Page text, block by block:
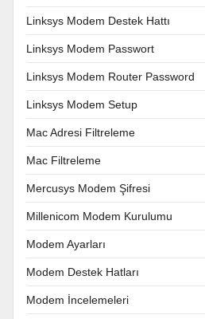
Linksys Modem Destek Hattı
Linksys Modem Passwort
Linksys Modem Router Password
Linksys Modem Setup
Mac Adresi Filtreleme
Mac Filtreleme
Mercusys Modem Şifresi
Millenicom Modem Kurulumu
Modem Ayarları
Modem Destek Hatları
Modem İncelemeleri